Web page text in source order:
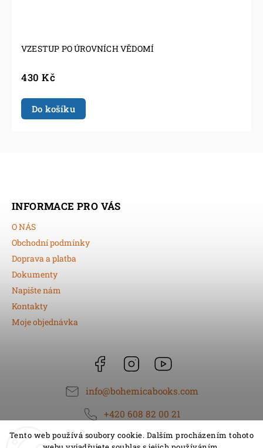
Tento web používá soubory cookie. Dalším procházením tohoto
VZESTUP PO ÚROVNÍCH VĚDOMÍ
430 Kč
Do košíku
INFORMACE PRO VÁS
O NÁS
Obchodní podmínky
Doprava a platba
Dokumenty
Napište nám
Kontakty
Moje objednávka
Facebook Instagram
info@bohemicabooks.com
+420 608 82 00 21